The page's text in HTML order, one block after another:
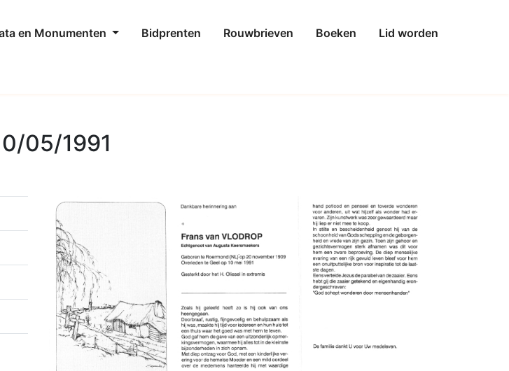
en Monumenten Bidprenten Rouwbrieven Boeken
Lid worden
05/1991